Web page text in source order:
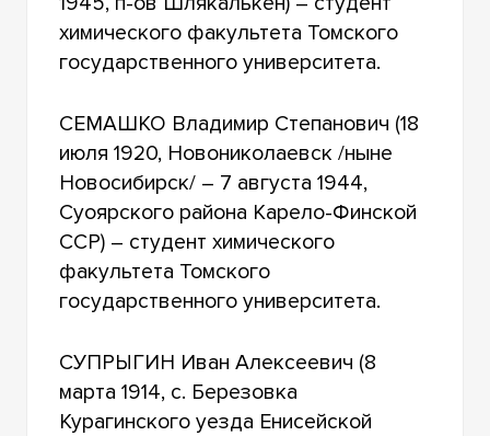
химического факультета Томского
государственного университета.
СЕМАШКО Владимир Степанович (18
июля 1920, Новониколаевск /ныне
Новосибирск/ – 7 августа 1944,
Суоярского района Карело-Финской
ССР) – студент химического
факультета Томского
государственного университета.
СУПРЫГИН Иван Алексеевич (8
марта 1914, с. Березовка
Курагинского уезда Енисейской